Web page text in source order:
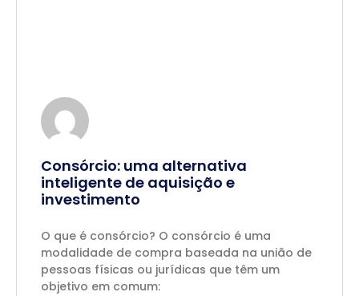
Consórcio: uma alternativa
inteligente de aquisição e
investimento
O que é consórcio? O consórcio é uma
modalidade de compra baseada na união de
pessoas físicas ou jurídicas que têm um
objetivo em comum: